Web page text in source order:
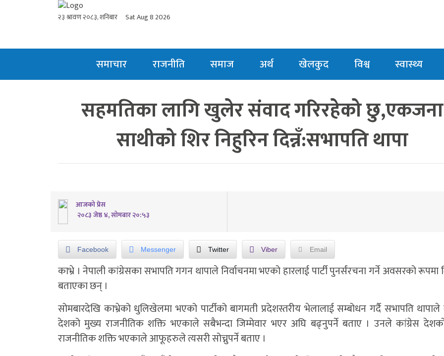
२३ श्रावण २०८३, शनिबार Sat Aug 8 2026
समाचार राजनीति समाज अर्थ खेलकुद विश्व स्वास्थ्य
सहमतिका लागि खुलेर संवाद गरिरहेको छु,एकजना
साथीको शिर निहुरिन दिन्नँ:सभापति थापा
आजको प्रेस
२०८३ जेष्ठ ४, सोमबार २०:५३
Facebook Messenger Twitter Viber Email
काभ्रे । नेपाली कांग्रेसका सभापति गगन थापाले निर्वाचनमा भएको हारलाई पार्टी पुनर्संरचना गर्ने अवसरको रूपमा
बताएका छन् ।
सोमबारदेखि काभ्रेको धुलिखेलमा भएको पार्टीको बागमती प्रदेशस्तरीय भेलालाई सम्बोधन गर्दै सभापति थापाले
देशको मुख्य राजनीतिक शक्ति भएकाले सबैभन्दा जिम्मेवार भएर अघि बढ्नुपर्ने बताए । उनले कांग्रेस
राजनीतिक शक्ति भएकाले आफूहरुले त्यसरी सोच्नुपर्ने बताए ।